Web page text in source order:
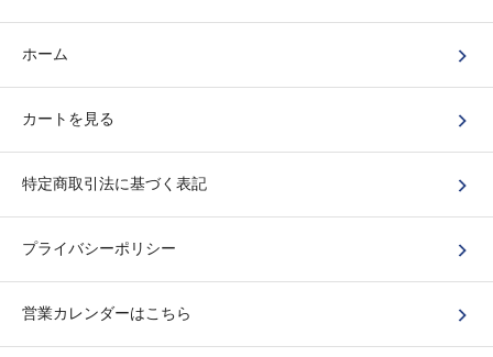
ホーム
カートを見る
特定商取引法に基づく表記
プライバシーポリシー
営業カレンダーはこちら